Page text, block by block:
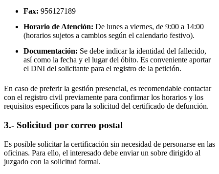
Fax: 956127189
Horario de Atención: De lunes a viernes, de 9:00 a 14:00
(horarios sujetos a cambios según el calendario festivo).
Documentación: Se debe indicar la identidad del fallecido,
así como la fecha y el lugar del óbito. Es conveniente aportar
el DNI del solicitante para el registro de la petición.
En caso de preferir la gestión presencial, es recomendable contactar
con el registro civil previamente para confirmar los horarios y los
requisitos específicos para la solicitud del certificado de defunción.
3.- Solicitud por correo postal
Es posible solicitar la certificación sin necesidad de personarse en las
oficinas. Para ello, el interesado debe enviar un sobre dirigido al
juzgado con la solicitud formal.